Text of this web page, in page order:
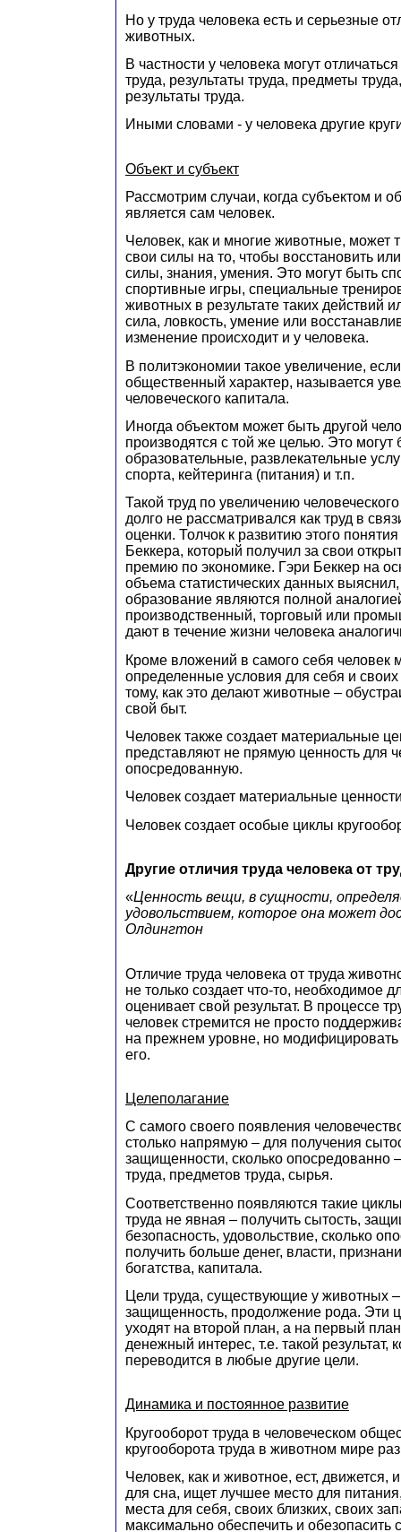
Но у труда человека есть и серьезные
животных.
В частности у человека могут
труда, результаты труда, предметы
результаты труда.
Иными словами - у человека другие
Объект и субъект
Рассмотрим случаи, когда субъектом и
является сам человек.
Человек, как и многие животные, может
свои силы на то, чтобы восстановить
силы, знания, умения. Это могут быть
спортивные игры, специальные
животных в результате таких действий
сила, ловкость, умение или
изменение происходит и у человека.
В политэкономии такое увеличение,
общественный характер, называется
человеческого капитала.
Иногда объектом может быть другой
производятся с той же целью. Это могут
образовательные, развлекательные
спорта, кейтеринга (питания) и т.п.
Такой труд по увеличению
долго не рассматривался как труд в
оценки. Толчок к развитию этого
Беккера, который получил за свои
премию по экономике. Гэри Беккер на
объема статистических данных
образование являются полной
производственный, торговый или
дают в течение жизни человека
Кроме вложений в самого себя человек
определенные условия для себя и своих
тому, как это делают животные –
свой быт.
Человек также создает материальные
представляют не прямую ценность для
опосредованную.
Человек создает материальные
Человек создает особые циклы
Другие отличия труда человека от
«Ценность вещи, в сущности,
удовольствием, которое она может
Олдингтон
Отличие труда человека от труда
не только создает что-то, необходимое
оценивает свой результат. В процессе
человек стремится не просто
на прежнем уровне, но модифицировать
его.
Целеполагание
С самого своего появления
столько напрямую – для получения
защищенности, сколько опосредованно
труда, предметов труда, сырья.
Соответственно появляются такие
труда не явная – получить сытость,
безопасность, удовольствие, сколько
получить больше денег, власти,
богатства, капитала.
Цели труда, существующие у животных –
защищенность, продолжение рода. Эти
уходят на второй план, а на первый
денежный интерес, т.е. такой результат,
переводится в любые другие цели.
Динамика и постоянное развитие
Кругооборот труда в человеческом
кругооборота труда в животном мире
Человек, как и животное, ест, движется,
для сна, ищет лучшее место для
места для себя, своих близких, своих
максимально обеспечить и обезопасить